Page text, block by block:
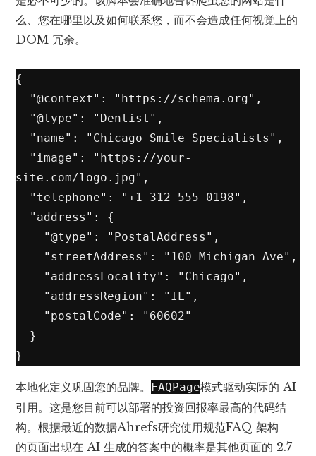
么、您在哪里以及如何联系您，而不会造成任何视觉上的
DOM 冗余。
{
site.com/logo.jpg",
}
本地化定义巩固您的品牌。 FAQPage模式驱动实际的 AI
引用。这是您目前可以部署的投资回报率最高的代码结
构。根据最近的数据Ahrefs研究使用规范FAQ 架构
的页面出现在 AI 生成的答案中的概率是其他页面的 2.7